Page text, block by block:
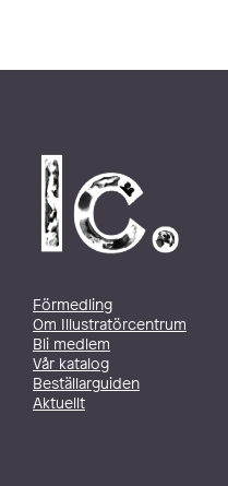
Förmedling
Om Illustratörcentrum
Bli medlem
Vår katalog
Beställarguiden
Aktuellt